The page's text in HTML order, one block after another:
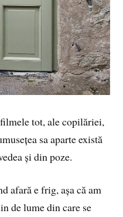
tot, ale copilăriei,
sa aparte există
și din poze.
afară e frig, așa că am
de lume din care se